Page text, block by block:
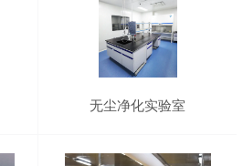
无尘净化实验室